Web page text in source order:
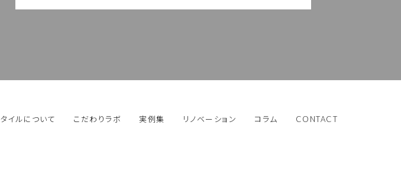
イルについて こだわりラボ 実例集 リノベーション コラム CONTACT